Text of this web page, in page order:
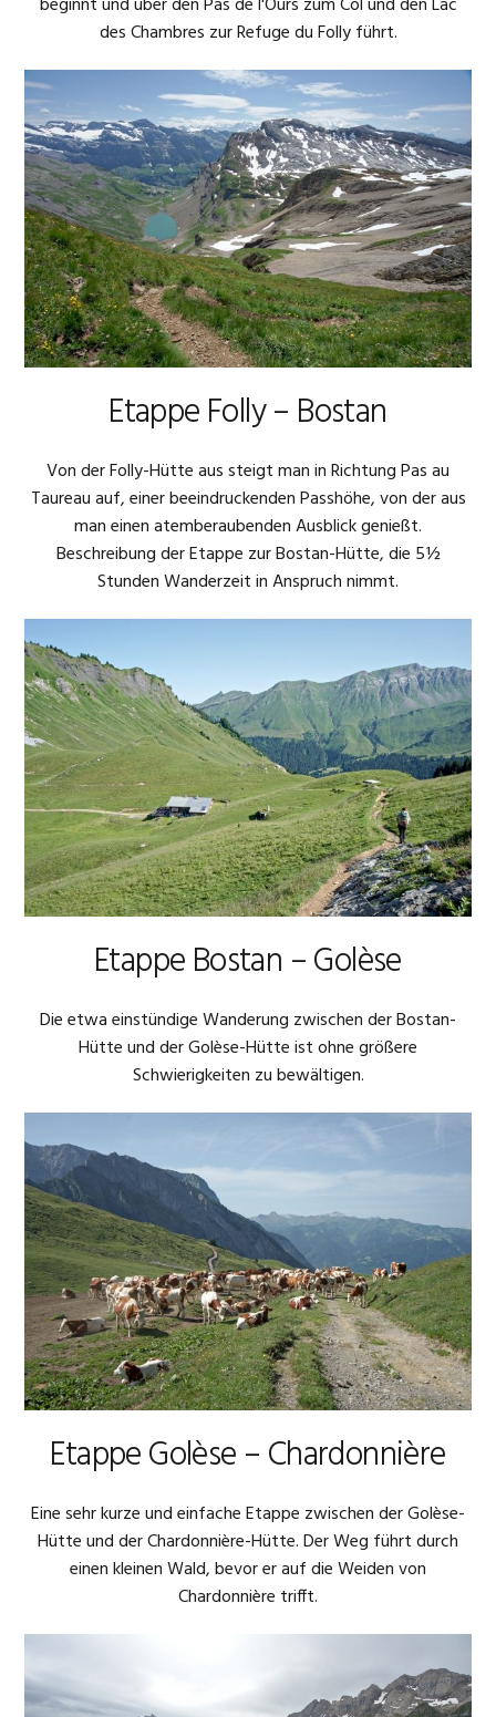
beginnt und über den Pas de l'Ours zum Col und den Lac
des Chambres zur Refuge du Folly führt.
Etappe Folly – Bostan
Von der Folly-Hütte aus steigt man in Richtung Pas au
Taureau auf, einer beeindruckenden Passhöhe, von der aus
man einen atemberaubenden Ausblick genießt.
Beschreibung der Etappe zur Bostan-Hütte, die 5½
Stunden Wanderzeit in Anspruch nimmt.
Etappe Bostan – Golèse
Die etwa einstündige Wanderung zwischen der Bostan-
Hütte und der Golèse-Hütte ist ohne größere
Schwierigkeiten zu bewältigen.
Etappe Golèse – Chardonnière
Eine sehr kurze und einfache Etappe zwischen der Golèse-
Hütte und der Chardonnière-Hütte. Der Weg führt durch
einen kleinen Wald, bevor er auf die Weiden von
Chardonnière trifft.